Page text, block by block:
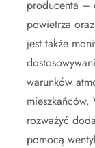
producenta –
powietrza
jest także
warunków
mieszkańców.
rozważyć
pomocą